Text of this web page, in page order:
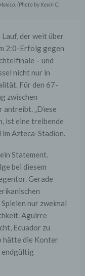
(Photo by Kevin C.
der weit über
2:0-Erfolg gegen
– und
nicht nur in
Für den 67-
zwischen
antreibt. „Diese
ist eine treibende
im Azteca-Stadion.
Statement.
bei diesem
Gerade
nur zweimal
Aguirre
Ecuador zu
hätte die Konter
endgültig